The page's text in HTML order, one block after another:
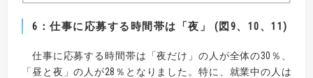
6：仕事に応募する時間帯は「夜」 (図9、10、11)
仕事に応募する時間帯は「夜だけ」の人が全体の30％、
「昼と夜」の人が28％となりました。特に、就業中の人は